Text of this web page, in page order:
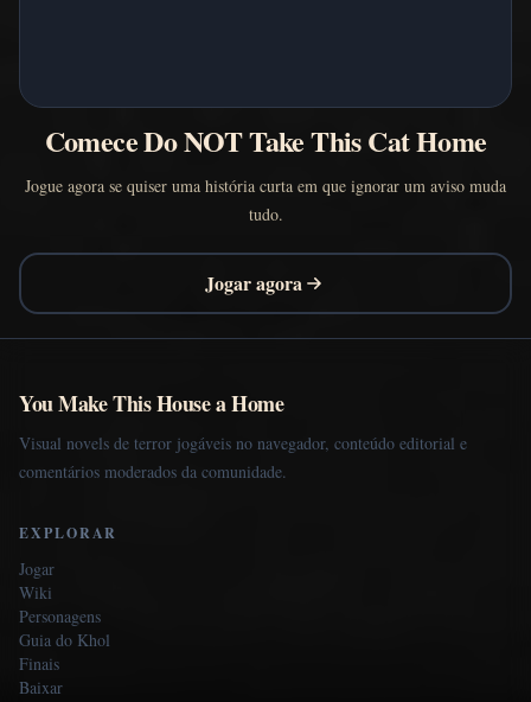
Comece Do NOT Take This Cat Home
Jogue agora se quiser uma história curta em que ignorar um aviso muda
tudo.
Jogar agora
You Make This House a Home
Visual novels de terror jogáveis no navegador, conteúdo editorial e
comentários moderados da comunidade.
EXPLORAR
Jogar
Wiki
Personagens
Guia do Khol
Finais
Baixar